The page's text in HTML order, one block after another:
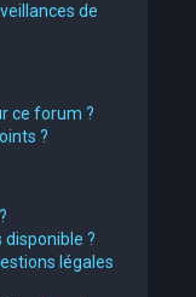
de
ce forum ?
?
disponible ?
légales